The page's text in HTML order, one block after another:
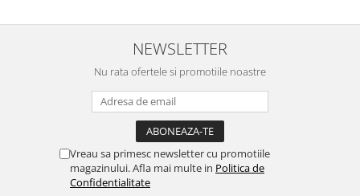
NEWSLETTER
Nu rata ofertele si promotiile noastre
Vreau sa primesc newsletter cu promotiile
magazinului. Afla mai multe in Politica de
Confidentialitate